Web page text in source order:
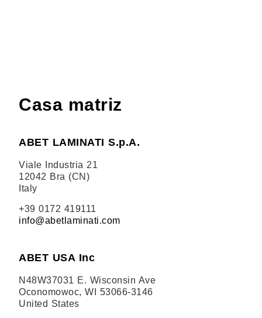
Casa matriz
ABET LAMINATI S.p.A.
Viale Industria 21
12042 Bra (CN)
Italy
+39 0172 419111
info@abetlaminati.com
ABET USA Inc
N48W37031 E. Wisconsin Ave
Oconomowoc, WI 53066-3146
United States